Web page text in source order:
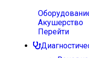
Акушерство
Перейти